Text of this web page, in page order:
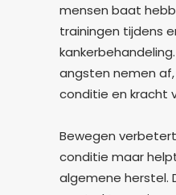
mensen baat
trainingen tijdens
angsten nemen
conditie en kracht
Bewegen
conditie maar
algemene herstel.